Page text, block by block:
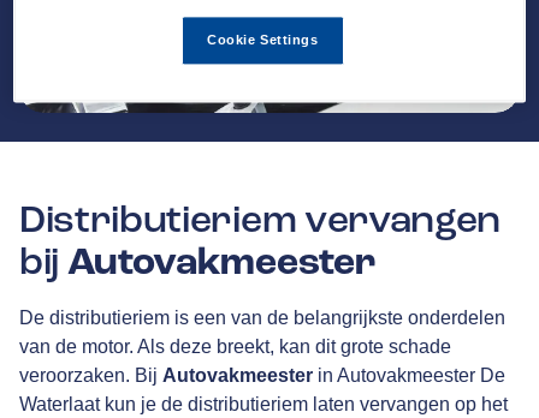
Distributieriem vervangen
bij Autovakmeester
De distributieriem is een van de belangrijkste onderdelen
van de motor. Als deze breekt, kan dit grote schade
veroorzaken. Bij Autovakmeester in Autovakmeester De
Waterlaat kun je de distributieriem laten vervangen op het
Cookie Settings